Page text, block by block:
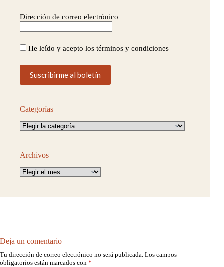
Dirección de correo electrónico
He leído y acepto los términos y condiciones
Categorías
Categorías
Archivos
Archivos
Deja un comentario
Tu dirección de correo electrónico no será publicada. Los campos
obligatorios están marcados con *